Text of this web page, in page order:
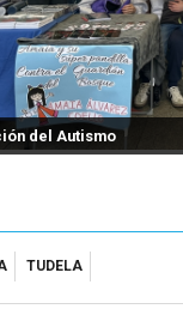
del Autismo
TUDELA